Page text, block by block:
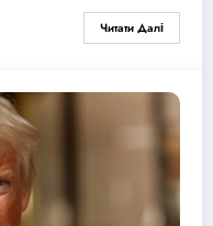
Читати Далі